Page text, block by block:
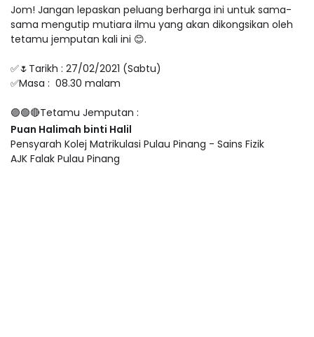
Jom! Jangan lepaskan peluang berharga ini untuk sama-
sama mengutip mutiara ilmu yang akan dikongsikan oleh
tetamu jemputan kali ini 😊.
✅🌷Tarikh : 27/02/2021 (Sabtu)
✅Masa : 08.30 malam
🟣🟢🔴Tetamu Jemputan :
Puan Halimah binti Halil
Pensyarah Kolej Matrikulasi Pulau Pinang - Sains Fizik
AJK Falak Pulau Pinang